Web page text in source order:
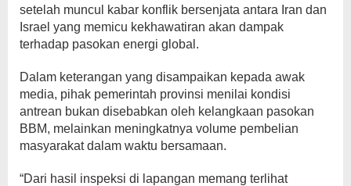
setelah muncul kabar konflik bersenjata antara Iran dan
Israel yang memicu kekhawatiran akan dampak
terhadap pasokan energi global.
Dalam keterangan yang disampaikan kepada awak
media, pihak pemerintah provinsi menilai kondisi
antrean bukan disebabkan oleh kelangkaan pasokan
BBM, melainkan meningkatnya volume pembelian
masyarakat dalam waktu bersamaan.
“Dari hasil inspeksi di lapangan memang terlihat